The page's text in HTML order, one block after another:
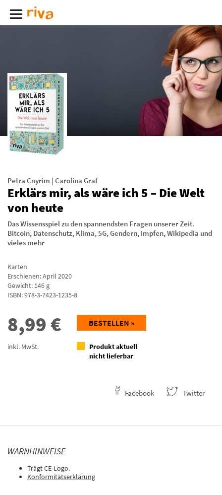
Petra Cnyrim | Carolina Graf
Erklärs mir, als wäre ich 5 – Die Welt
von heute
Das Wissensspiel zu den spannendsten Fragen unserer Zeit.
Bitcoin, Datenschutz, Klima, 5G, Gendern, Impfen, Wikipedia und
vieles mehr
Karten
Erschienen: April 2020
Gewicht: 146 g
ISBN:978-3-7423-1235-8
8,99 €
inkl. MwSt.
BESTELLEN »
Produkt aktuell
nicht lieferbar
Facebook Twitter
WARNHINWEISE
Trägt CE-Logo.
Konformitätserklärung